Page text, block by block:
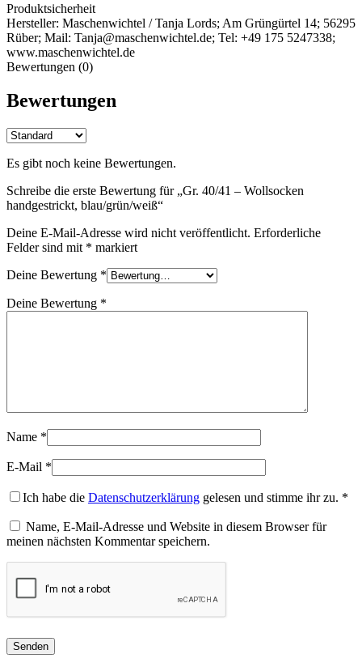
Produktsicherheit
Hersteller: Maschenwichtel / Tanja Lords; Am Grüngürtel 14; 56295
Rüber; Mail: Tanja@maschenwichtel.de; Tel: +49 175 5247338;
www.maschenwichtel.de
Bewertungen (0)
Bewertungen
Es gibt noch keine Bewertungen.
Schreibe die erste Bewertung für „Gr. 40/41 – Wollsocken
handgestrickt, blau/grün/weiß“
Deine E-Mail-Adresse wird nicht veröffentlicht. Erforderliche
Felder sind mit * markiert
Deine Bewertung *
Deine Bewertung *
Name *
E-Mail *
Ich habe die Datenschutzerklärung gelesen und stimme ihr zu. *
Name, E-Mail-Adresse und Website in diesem Browser für
meinen nächsten Kommentar speichern.